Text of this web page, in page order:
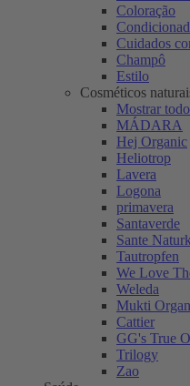
Coloração
Cuidados
Champô
Estilo
Cosméticos
Mostrar
MÁDARA
Hej Organic
Heliotrop
Lavera
Logona
primavera
Santaverde
Sante
Tautropfen
We Love
Weleda
Mukti
Cattier
GG's True
Trilogy
Zao